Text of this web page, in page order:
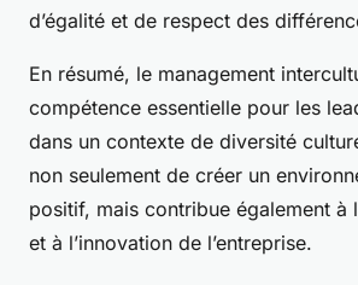
d’égalité et de respect des
En résumé, le management
compétence essentielle pour les
dans un contexte de diversité
non seulement de créer un
positif, mais contribue également à
et à l’innovation de l’entreprise.